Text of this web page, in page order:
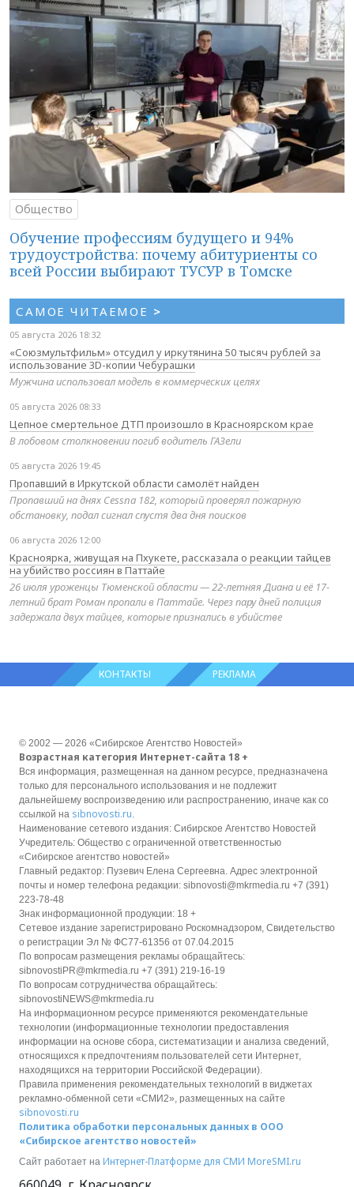
Общество
Обучение профессиям будущего и 94%
трудоустройства: почему абитуриенты со
всей России выбирают ТУСУР в Томске
САМОЕ ЧИТАЕМОЕ >
05 августа 2026 18:32
«Союзмультфильм» отсудил у иркутянина 50 тысяч рублей за
использование 3D-копии Чебурашки
Мужчина использовал модель в коммерческих целях
05 августа 2026 08:33
Цепное смертельное ДТП произошло в Красноярском крае
В лобовом столкновении погиб водитель ГАЗели
05 августа 2026 19:45
Пропавший в Иркутской области самолёт найден
Пропавший на днях Cessna 182, который проверял пожарную
обстановку, подал сигнал спустя два дня поисков
06 августа 2026 12:00
Красноярка, живущая на Пхукете, рассказала о реакции тайцев
на убийство россиян в Паттайе
26 июля уроженцы Тюменской области — 22-летняя Диана и её 17-
летний брат Роман пропали в Паттайе. Через пару дней полиция
задержала двух тайцев, которые признались в убийстве
КОНТАКТЫ РЕКЛАМА
© 2002 — 2026 «Сибирское Агентство Новостей»
Возрастная категория Интернет-сайта 18 +
Вся информация, размещенная на данном ресурсе, предназначена
только для персонального использования и не подлежит
дальнейшему воспроизведению или распространению, иначе как со
ссылкой на sibnovosti.ru.
Наименование сетевого издания: Сибирское Агентство Новостей
Учредитель: Общество с ограниченной ответственностью
«Сибирское агентство новостей»
Главный редактор: Пузевич Елена Сергеевна. Адрес электронной
почты и номер телефона редакции: sibnovosti@mkrmedia.ru +7 (391)
223-78-48
Знак информационной продукции: 18 +
Сетевое издание зарегистрировано Роскомнадзором, Свидетельство
о регистрации Эл № ФС77-61356 от 07.04.2015
По вопросам размещения рекламы обращайтесь:
sibnovostiPR@mkrmedia.ru +7 (391) 219-16-19
По вопросам сотрудничества обращайтесь:
sibnovostiNEWS@mkrmedia.ru
На информационном ресурсе применяются рекомендательные
технологии (информационные технологии предоставления
информации на основе сбора, систематизации и анализа сведений,
относящихся к предпочтениям пользователей сети Интернет,
находящихся на территории Российской Федерации).
Правила применения рекомендательных технологий в виджетах
рекламно-обменной сети «СМИ2», размещенных на сайте
sibnovosti.ru
Политика обработки персональных данных в ООО
«Сибирское агентство новостей»
Сайт работает на Интернет-Платформе для СМИ MoreSMI.ru